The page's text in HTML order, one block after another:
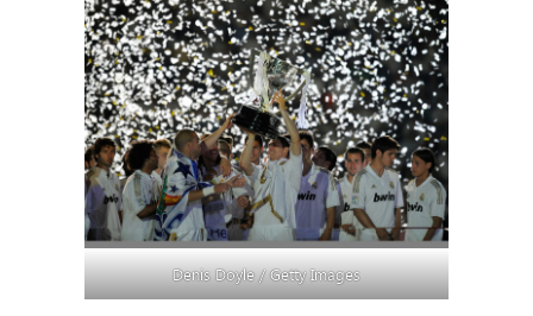
Denis Doyle / Getty Images